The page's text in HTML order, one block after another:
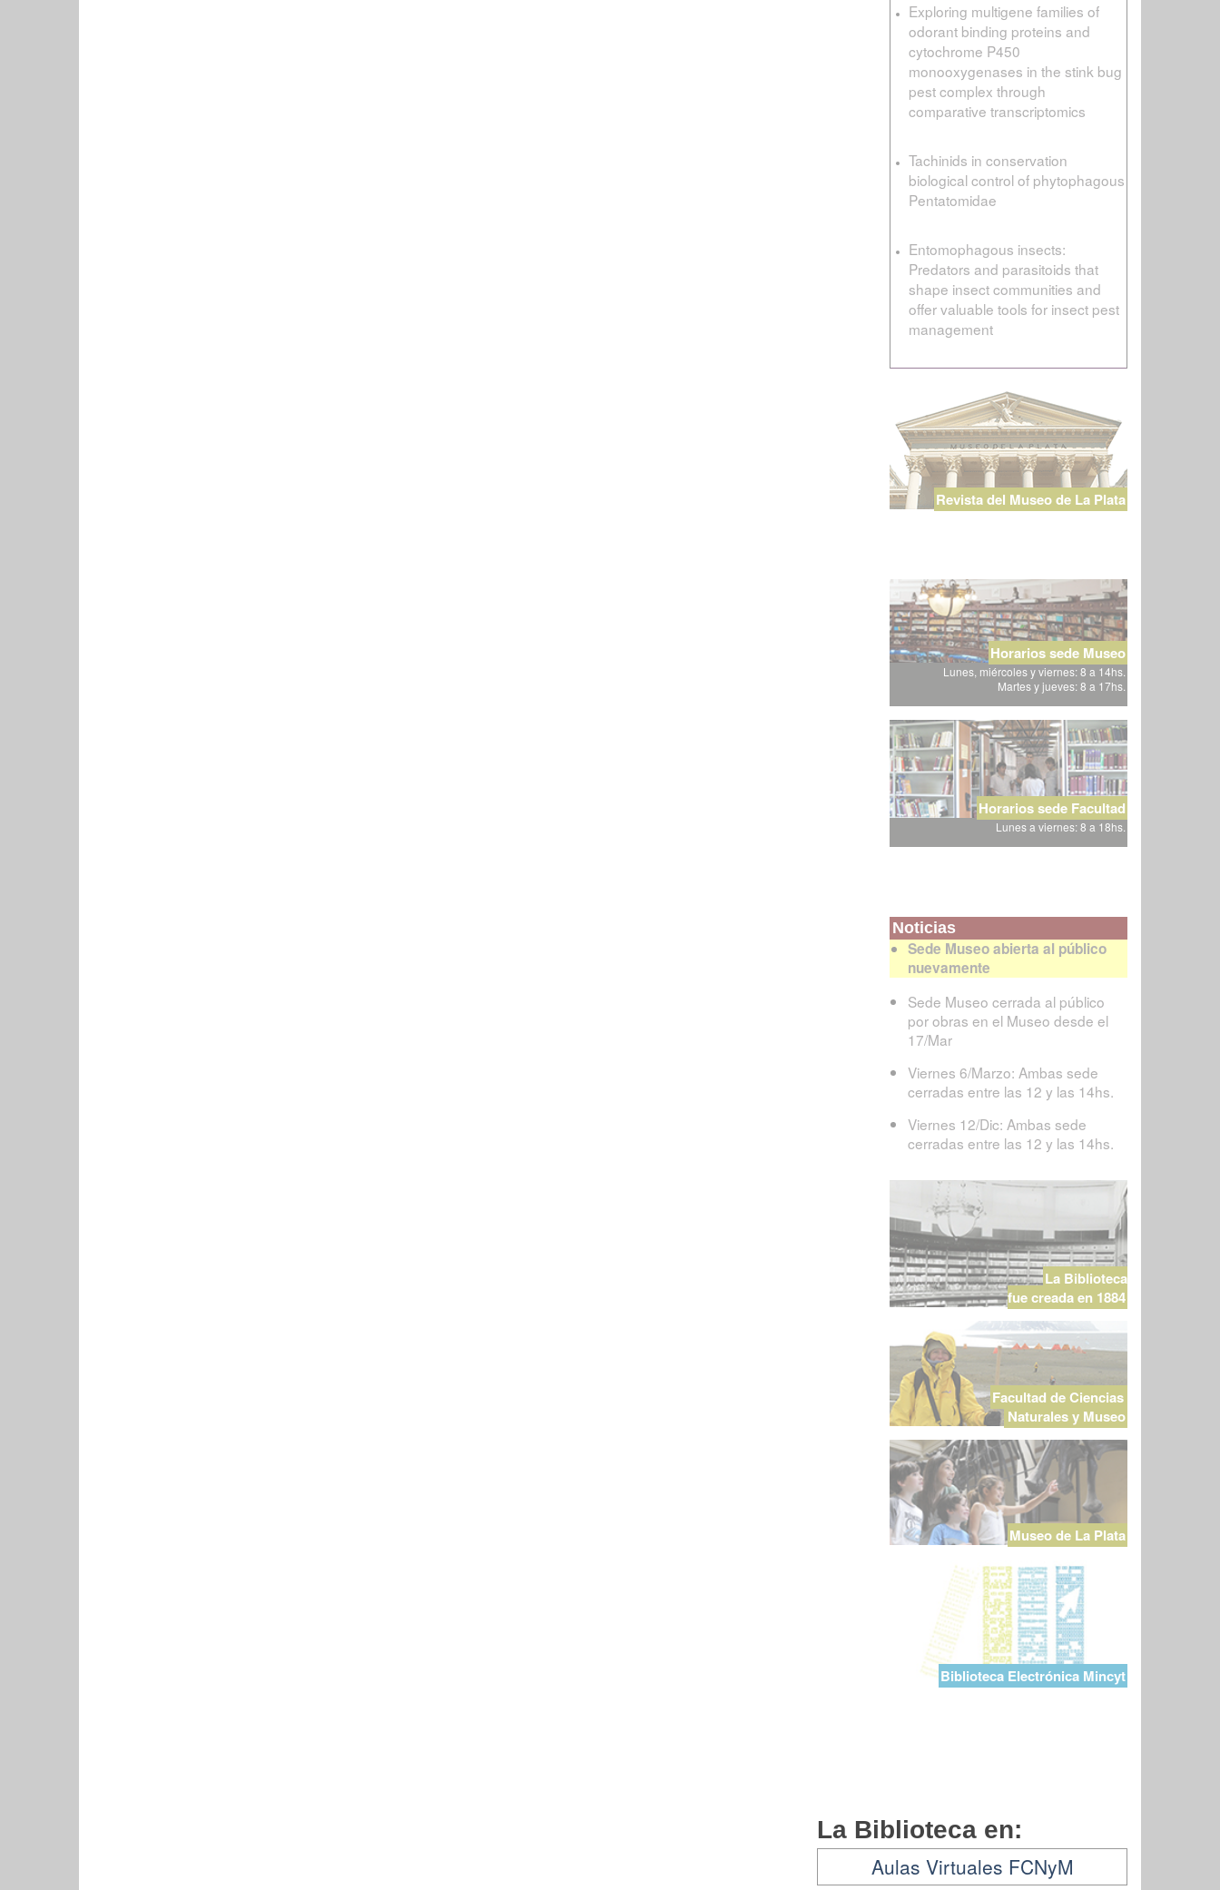
Exploring multigene families of
odorant binding proteins and
cytochrome P450
monooxygenases in the stink bug
pest complex through
comparative transcriptomics
Tachinids in conservation
biological control of phytophagous
Pentatomidae
Entomophagous insects:
Predators and parasitoids that
shape insect communities and
offer valuable tools for insect pest
management
Revista del Museo de La Plata
Horarios sede Museo
Lunes, miércoles y viernes: 8 a 14hs.
Martes y jueves: 8 a 17hs.
Horarios sede Facultad
Lunes a viernes: 8 a 18hs.
Noticias
Sede Museo abierta al público
nuevamente
Sede Museo cerrada al público
por obras en el Museo desde el
17/Mar
Viernes 6/Marzo: Ambas sede
cerradas entre las 12 y las 14hs.
Viernes 12/Dic: Ambas sede
cerradas entre las 12 y las 14hs.
La Biblioteca
fue creada en 1884
Facultad de Ciencias
Naturales y Museo
Museo de La Plata
Biblioteca Electrónica Mincyt
La Biblioteca en:
Aulas Virtuales FCNyM